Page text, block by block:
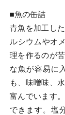
■魚の缶詰
青魚を加工し
ルシウムやオ
理を作るのが
な魚が容易に
も、味噌味、
富んでいます
できます。塩